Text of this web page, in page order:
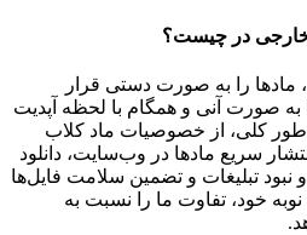
خارجی در چیست؟
مادها را به صورت دستی قرار
صورت آنی و همگام با لحظه آپدیت
طور کلی، از خصوصیات ماد کلاب
سریع مادها در وب‌سایت، دانلود
نبود تبلیغات و تضمین سلامت فایل‌ها
خود، تفاوت ما را نسبت به